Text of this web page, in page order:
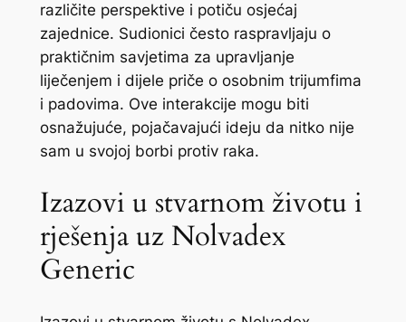
različite perspektive i potiču osjećaj
zajednice. Sudionici često raspravljaju o
praktičnim savjetima za upravljanje
liječenjem i dijele priče o osobnim trijumfima
i padovima. Ove interakcije mogu biti
osnažujuće, pojačavajući ideju da nitko nije
sam u svojoj borbi protiv raka.
Izazovi u stvarnom životu i
rješenja uz Nolvadex
Generic